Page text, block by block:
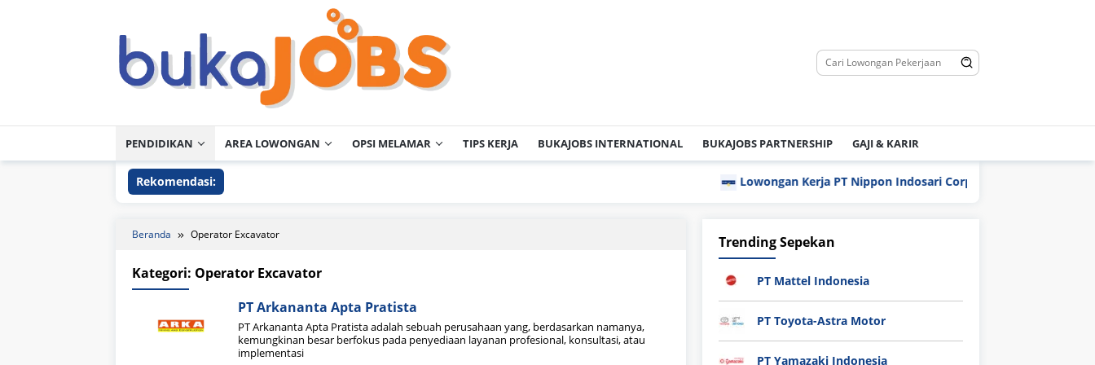
PENDIDIKAN AREA LOWONGAN OPSI MELAMAR TIPS KERJA BUKAJOBS INTERNATIONAL BUKAJOBS PARTNERSHIP GAJI & KARIR
Rekomendasi: Lowongan Kerja PT Nippon Indosari Corpindo Tbk. Bulan Agustus
Beranda Operator Excavator
Kategori: Operator Excavator
PT Arkananta Apta Pratista
PT Arkananta Apta Pratista adalah sebuah perusahaan yang, berdasarkan namanya,
kemungkinan besar berfokus pada penyediaan layanan profesional, konsultasi, atau
implementasi
Trending Sepekan
PT Mattel Indonesia
PT Toyota-Astra Motor
PT Yamazaki Indonesia